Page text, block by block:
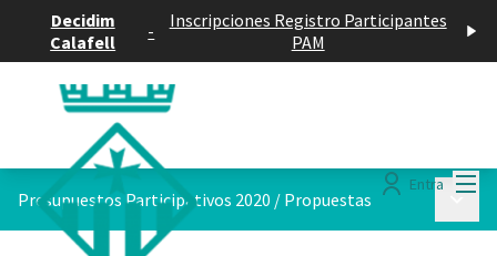
Decidim
Calafell
-
Inscripciones Registro Participantes
PAM
Entra
Presupuestos Participativos 2020 / Propuestas